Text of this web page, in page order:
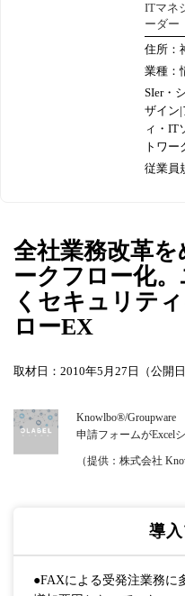
ITマネ
ーダ
住所：
業種：
SIer・
ザイン
ィ・IT
トワ
従業員
全社業務改革
ークフロー化
くセキュリテ
ローEX
取材日：2010年5月27日（公開
Knowlbo®/
申請フォームがExcel
（提供：株式会社
導
●FAXによる受発注業務に